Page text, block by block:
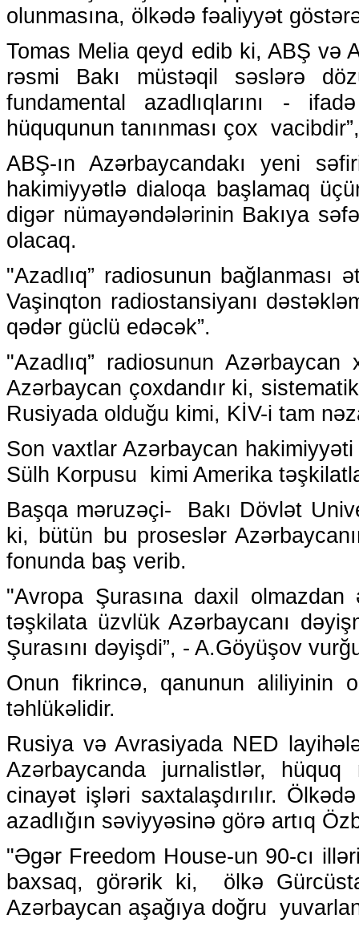
olunmasına, ölkədə fəaliyyət
Tomas Melia qeyd edib ki, ABŞ və
rəsmi Bakı müstəqil səslərə
fundamental azadlıqlarını -
hüququnun tanınması çox
ABŞ-ın Azərbaycandakı yeni
hakimiyyətlə dialoqa başlamaq
digər nümayəndələrinin Bakıya
olacaq.
"Azadlıq” radiosunun
Vaşinqton radiostansiyanı
qədər güclü edəcək”.
"Azadlıq” radiosunun
Azərbaycan çoxdandır ki,
Rusiyada olduğu kimi, KİV-i tam
Son vaxtlar Azərbaycan
Sülh Korpusu kimi Amerika
Başqa məruzəçi- Bakı Dövlət
ki, bütün bu proseslər
fonunda baş verib.
"Avropa Şurasına daxil
təşkilata üzvlük Azərbaycanı
Şurasını dəyişdi”, - A.Göyüşov
Onun fikrincə, qanunun aliliyinin
təhlükəlidir.
Rusiya və Avrasiyada NED
Azərbaycanda jurnalistlər,
cinayət işləri saxtalaşdırılır.
azadlığın səviyyəsinə görə artıq
"Əgər Freedom House-un 90-cı
baxsaq, görərik ki, ölkə
Azərbaycan aşağıya doğru